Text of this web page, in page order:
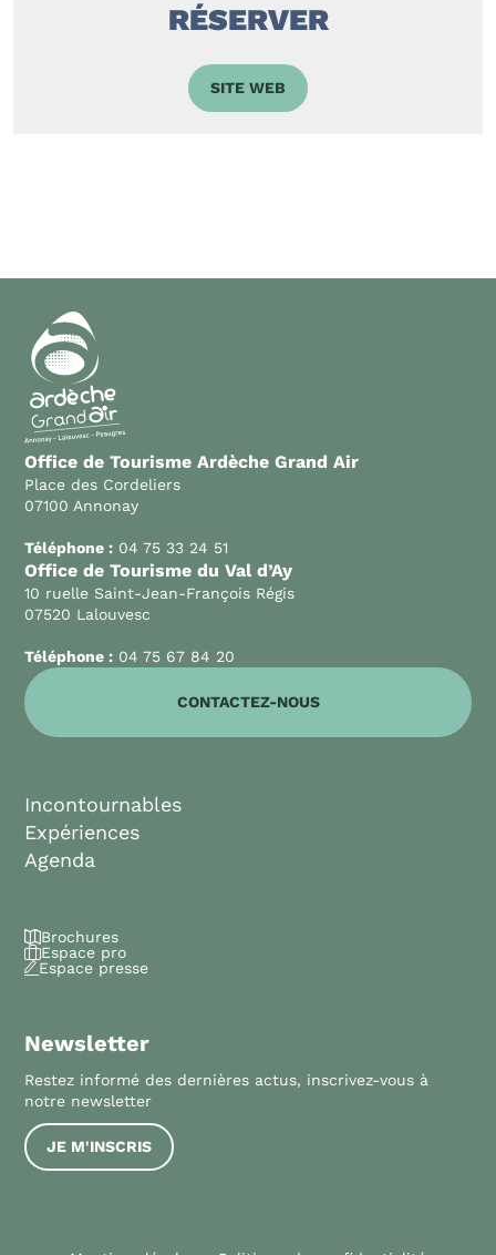
RÉSERVER
SITE WEB
Office de Tourisme Ardèche Grand Air
Place des Cordeliers
07100 Annonay
Téléphone : 04 75 33 24 51
Office de Tourisme du Val d’Ay
10 ruelle Saint-Jean-François Régis
07520 Lalouvesc
Téléphone : 04 75 67 84 20
CONTACTEZ-NOUS
Incontournables
Expériences
Agenda
Brochures
Espace pro
Espace presse
Newsletter
Restez informé des dernières actus, inscrivez-vous à
notre newsletter
JE M'INSCRIS